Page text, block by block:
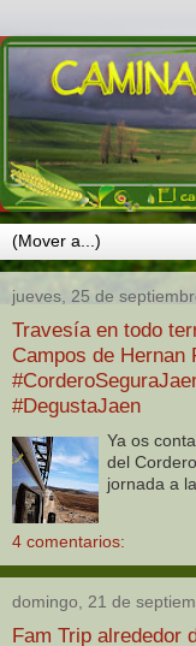
jueves, 25 de
Travesía en todo
Campos de Hernan
#DegustaJaen
Ya os
del
jornada a
4 comentarios:
domingo, 21 de
Fam Trip alrededor